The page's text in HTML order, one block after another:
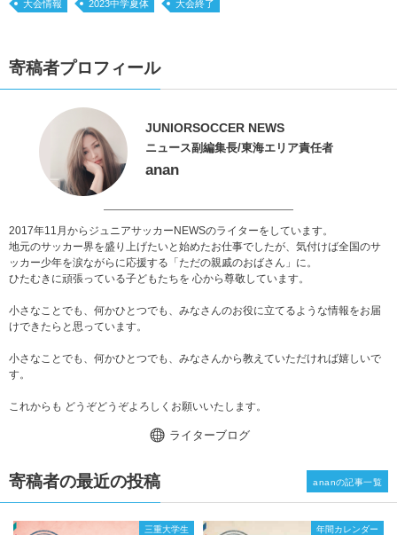
大会情報 2023中学夏体 大会終了
寄稿者プロフィール
JUNIORSOCCER NEWS
ニュース副編集長/東海エリア責任者
anan
2017年11月からジュニアサッカーNEWSのライターをしています。
地元のサッカー界を盛り上げたいと始めたお仕事でしたが、気付けば全国のサ
ッカー少年を涙ながらに応援する「ただの親戚のおばさん」に。
ひたむきに頑張っている子どもたちを 心から尊敬しています。
小さなことでも、何かひとつでも、みなさんのお役に立てるような情報をお届
けできたらと思っています。
小さなことでも、何かひとつでも、みなさんから教えていただければ嬉しいで
す。
これからも どうぞどうぞよろしくお願いいたします。
ライターブログ
寄稿者の最近の投稿
三重大学生 年間カレンダー
ananの記事一覧